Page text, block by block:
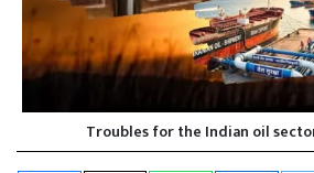
Troubles for the Indian oil